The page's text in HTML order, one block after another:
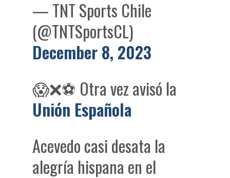
— TNT Sports Chile
(@TNTSportsCL)
December 8, 2023
😱❌⚽ Otra vez avisó la
Unión Española
Acevedo casi desata la
alegría hispana en el